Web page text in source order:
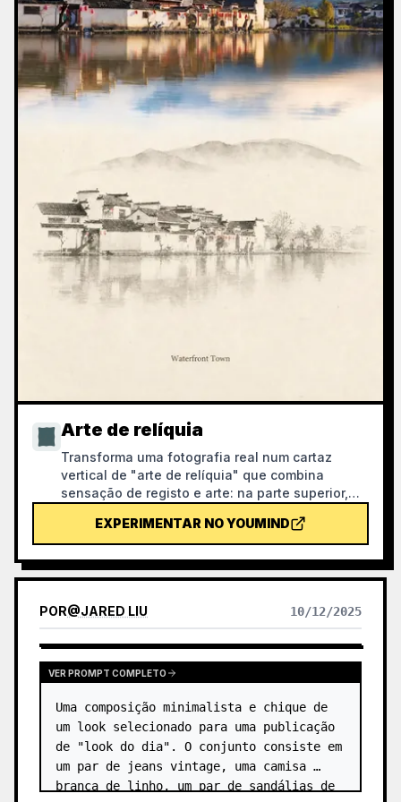
Arte de relíquia
Transforma uma fotografia real num cartaz
vertical de "arte de relíquia" que combina
sensação de registo e arte: na parte superior,
inferior, com papel quente ou um espaço de luz
e sombra contido, comprime uma forma
memorial derivada da fotografia. Não é uma
ilustração comum ou um cartaz decorativo, mas
suavizadas, cortes de espaço em branco e
cidade, superfície de água, estrada, escala
humana, horizonte e luz-sombra, mantendo o
a imagem enfatiza uma qualidade calma,
contida e de gravura moderna; as cores são
extraídas da imagem original, principalmente
azul profundo, preto tinta, verde-acinzentado,
cor de pedra ou cores quentes de baixa
saturação, e, quando adequado, é adicionada
EXPERIMENTAR NO YOUMIND
POR@JARED LIU 10/12/2025
VER PROMPT COMPLETO
Uma composição minimalista e chique de
um look selecionado para uma publicação
de "look do dia". O conjunto consiste em
um par de jeans vintage, uma camisa
branca de linho, um par de sandálias de